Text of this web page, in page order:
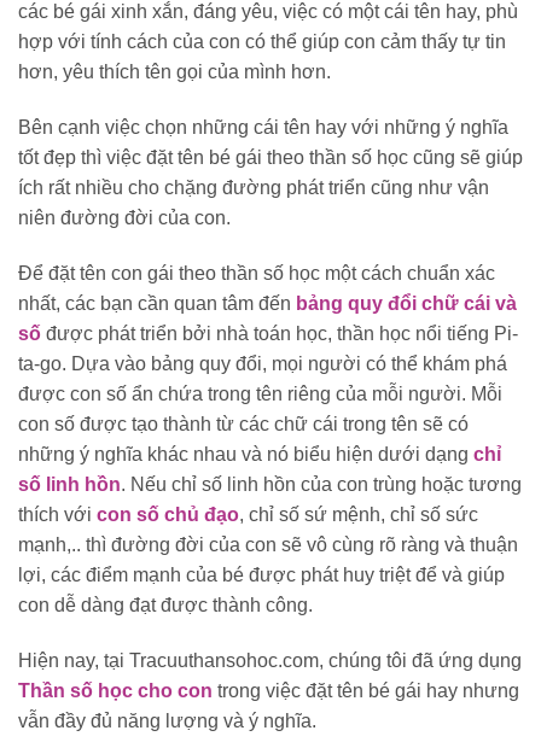
các bé gái xinh xắn, đáng yêu, việc có một cái tên hay, phù
hợp với tính cách của con có thể giúp con cảm thấy tự tin
hơn, yêu thích tên gọi của mình hơn.
Bên cạnh việc chọn những cái tên hay với những ý nghĩa
tốt đẹp thì việc đặt tên bé gái theo thần số học cũng sẽ giúp
ích rất nhiều cho chặng đường phát triển cũng như vận
niên đường đời của con.
Để đặt tên con gái theo thần số học một cách chuẩn xác
nhất, các bạn cần quan tâm đến bảng quy đổi chữ cái và
số được phát triển bởi nhà toán học, thần học nổi tiếng Pi-
ta-go. Dựa vào bảng quy đổi, mọi người có thể khám phá
được con số ẩn chứa trong tên riêng của mỗi người. Mỗi
con số được tạo thành từ các chữ cái trong tên sẽ có
những ý nghĩa khác nhau và nó biểu hiện dưới dạng chỉ
số linh hồn. Nếu chỉ số linh hồn của con trùng hoặc tương
thích với con số chủ đạo, chỉ số sứ mệnh, chỉ số sức
mạnh,.. thì đường đời của con sẽ vô cùng rõ ràng và thuận
lợi, các điểm mạnh của bé được phát huy triệt để và giúp
con dễ dàng đạt được thành công.
Hiện nay, tại Tracuuthansohoc.com, chúng tôi đã ứng dụng
Thần số học cho con trong việc đặt tên bé gái hay nhưng
vẫn đầy đủ năng lượng và ý nghĩa.